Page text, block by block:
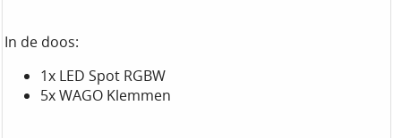
In de doos:
1x LED Spot RGBW
5x WAGO Klemmen